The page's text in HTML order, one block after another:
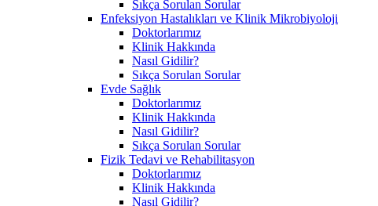
Sıkça Sorulan Sorular
Enfeksiyon Hastalıkları ve Klinik Mikrobiyoloji
Doktorlarımız
Klinik Hakkında
Nasıl Gidilir?
Sıkça Sorulan Sorular
Evde Sağlık
Doktorlarımız
Klinik Hakkında
Nasıl Gidilir?
Sıkça Sorulan Sorular
Fizik Tedavi ve Rehabilitasyon
Doktorlarımız
Klinik Hakkında
Nasıl Gidilir?